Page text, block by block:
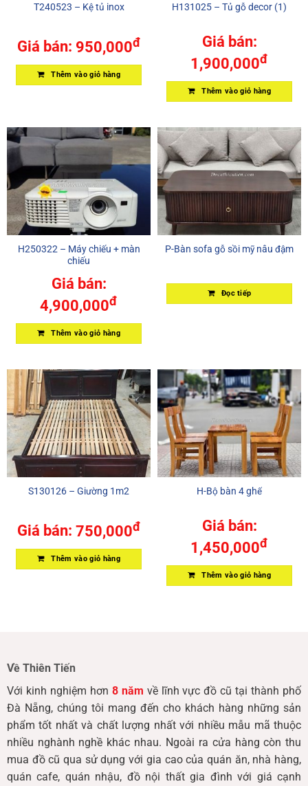
T240523 – Kệ tủ inox
Giá bán: 950,000đ
Thêm vào giỏ hàng
H131025 – Tủ gỗ decor (1)
Giá bán:
1,900,000đ
Thêm vào giỏ hàng
H250322 – Máy chiếu + màn
chiếu
Giá bán:
4,900,000đ
Thêm vào giỏ hàng
P-Bàn sofa gỗ sồi mỹ nâu đậm
Đọc tiếp
S130126 – Giường 1m2
Giá bán: 750,000đ
Thêm vào giỏ hàng
H-Bộ bàn 4 ghế
Giá bán:
1,450,000đ
Thêm vào giỏ hàng
Về Thiên Tiến
Với kinh nghiệm hơn 8 năm về lĩnh vực đồ cũ tại thành phố
Đà Nẵng, chúng tôi mang đến cho khách hàng những sản
phẩm tốt nhất và chất lượng nhất với nhiều mẫu mã thuộc
nhiều nghành nghề khác nhau. Ngoài ra cửa hàng còn thu
mua đồ cũ qua sử dụng với gia cao của quán ăn, nhà hàng,
quán cafe, quán nhậu, đồ nội thất gia đình với giá cạnh